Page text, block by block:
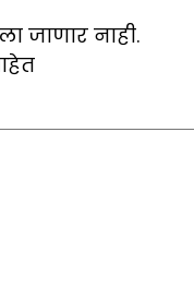
जाणार नाही.